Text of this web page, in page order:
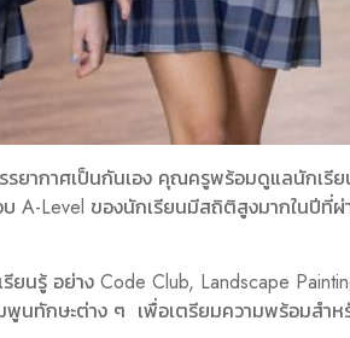
รยากาศเป็นกันเอง คุณครูพร้อมดูแลนักเ
A-Level ของนักเรียนมีสถิติสูงมากในปี
ยนรู้ อย่าง Code Club, Landscape
พูนทักษะต่าง ๆ เพื่อเตรียมความพร้อมสำ